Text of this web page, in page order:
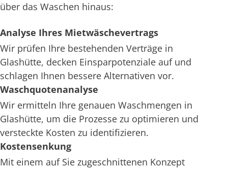
über das Waschen hinaus:
Analyse Ihres Mietwäschevertrags
Wir prüfen Ihre bestehenden Verträge in
Glashütte, decken Einsparpotenziale auf und
schlagen Ihnen bessere Alternativen vor.
Waschquotenanalyse
Wir ermitteln Ihre genauen Waschmengen in
Glashütte, um die Prozesse zu optimieren und
versteckte Kosten zu identifizieren.
Kostensenkung
Mit einem auf Sie zugeschnittenen Konzept